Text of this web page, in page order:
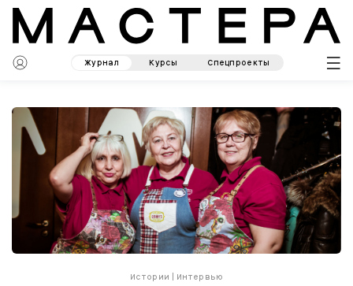
Журнал Курсы Спецпроекты
Истории Интервью